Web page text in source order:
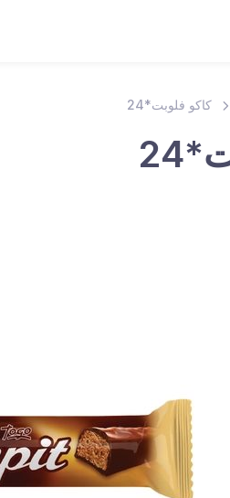
كاكو فلوبت*24